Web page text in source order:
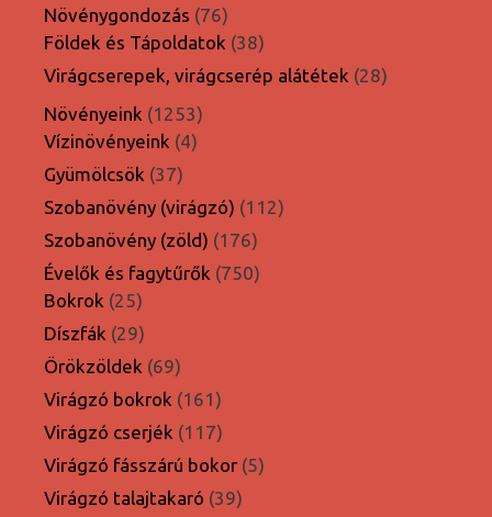
termék
Növénygondozás 7676
termék
Földek és Tápoldatok 3838
termék
Virágcserepek, virágcserép alátétek 2828
Növényeink 12531253
termék
Vízinövényeink 44
Gyümölcsök 3737
termék
Szobanövény (virágzó) 112112
Szobanövény (zöld) 176176
termék
Évelők és fagytűrők 750750
Bokrok 2525
termék
Díszfák 2929
termék
Örökzöldek 6969
termék
Virágzó bokrok 161161
termék
Virágzó cserjék 117117
termék
Virágzó fásszárú bokor 55
Virágzó talajtakaró 3939